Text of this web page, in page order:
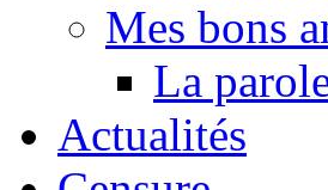
Mes bons
La
Actualités